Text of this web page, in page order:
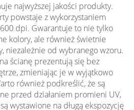
najwyższej jakości produkty.
powstaje z wykorzystaniem
dpi. Gwarantuje to nie tylko
kolory, ale również świetnie
niezależnie od wybranego wzoru.
ścianę prezentują się bez
zmieniając je w wyjątkowo
również podkreślić, że są
przed działaniem promieni UV,
wystawione na długą ekspozycję